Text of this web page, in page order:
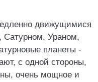
движущимися
Сатурном, Ураном,
планеты -
с одной стороны,
очень мощное и